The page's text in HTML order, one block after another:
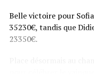
Belle victoire pour
35230€, tandis que
23350€.